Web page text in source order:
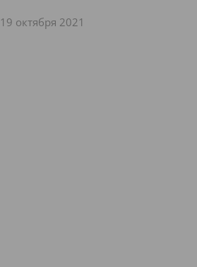
19 октября 2021